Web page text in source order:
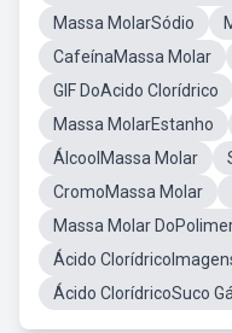
Massa MolarSódio
CafeínaMassa Molar
GIF DoAcido Clorídrico
Massa MolarEstanho
ÁlcoolMassa Molar
CromoMassa Molar
Massa Molar
Ácido
Ácido ClorídricoSuco